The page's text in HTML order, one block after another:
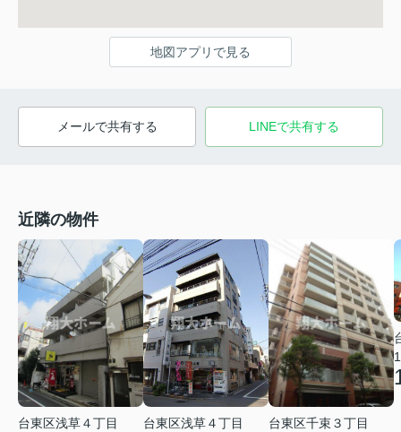
地図アプリで見る
メールで共有する LINEで共有する
近隣の物件
台東区浅草４丁目
台東区浅草４丁目
台東区千束３丁目